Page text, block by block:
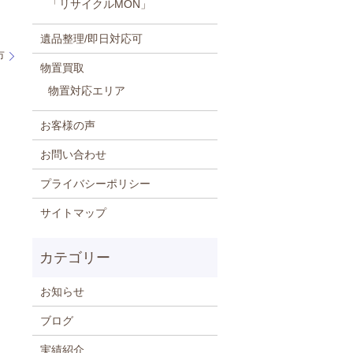
「リサイクルMON」
遺品整理/即日対応可
物置買取
物置対応エリア
お客様の声
お問い合わせ
プライバシーポリシー
サイトマップ
お知らせ
ブログ
実績紹介